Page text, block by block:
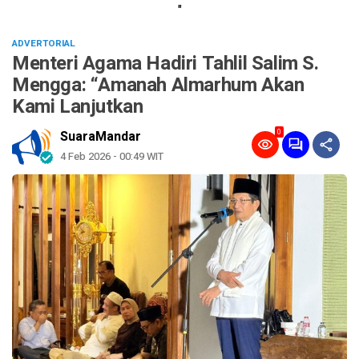
"
ADVERTORIAL
Menteri Agama Hadiri Tahlil Salim S.
Mengga: “Amanah Almarhum Akan
Kami Lanjutkan
SuaraMandar
4 Feb 2026 - 00:49 WIT
0